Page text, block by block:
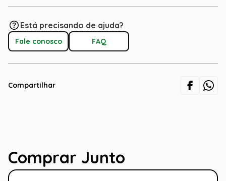
Está precisando de ajuda?
Fale conosco FAQ
Compartilhar
Comprar Junto